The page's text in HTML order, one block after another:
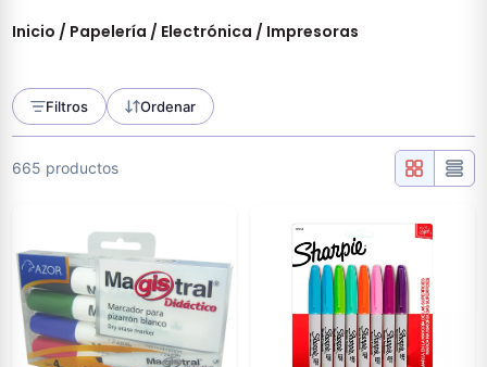
Inicio / Papelería / Electrónica / Impresoras
Filtros Ordenar
665 productos